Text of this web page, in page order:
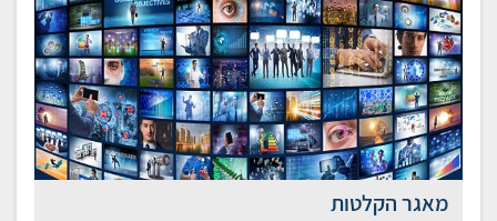
מאגר הקלטות